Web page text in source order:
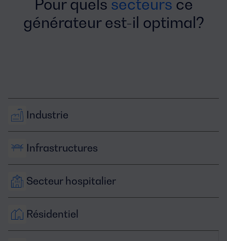
Pour quels secteurs ce
générateur est-il optimal?
Industrie
Infrastructures
Secteur hospitalier
Résidentiel